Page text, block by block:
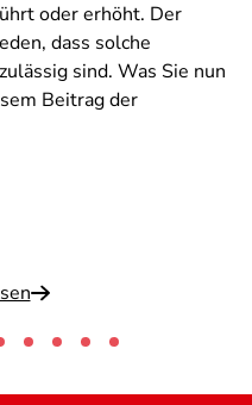
oder erhöht. Der
dass solche
sind. Was Sie nun
Beitrag der